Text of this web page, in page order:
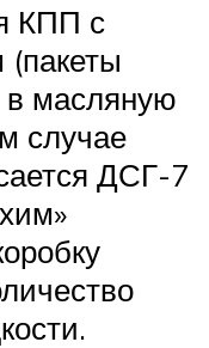
КПП с
в масляную
случае
ДСГ-7